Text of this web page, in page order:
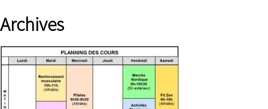
Archives